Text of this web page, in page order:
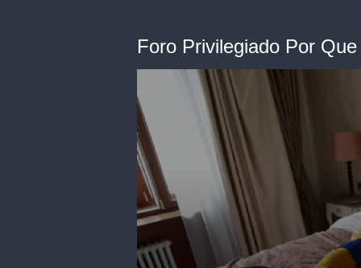
Foro Privilegiado Por
of
1
minute,
53
seconds